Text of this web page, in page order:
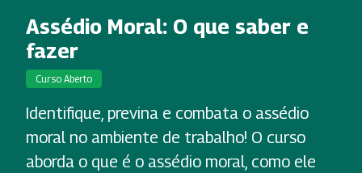
Assédio Moral: O que saber e
fazer
Curso Aberto
Identifique, previna e combata o assédio
moral no ambiente de trabalho! O curso
aborda o que é o assédio moral, como ele